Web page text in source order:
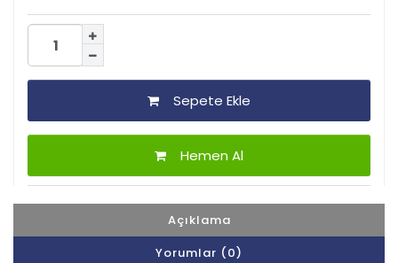
Sepete Ekle
Hemen Al
Açıklama
Yorumlar (0)